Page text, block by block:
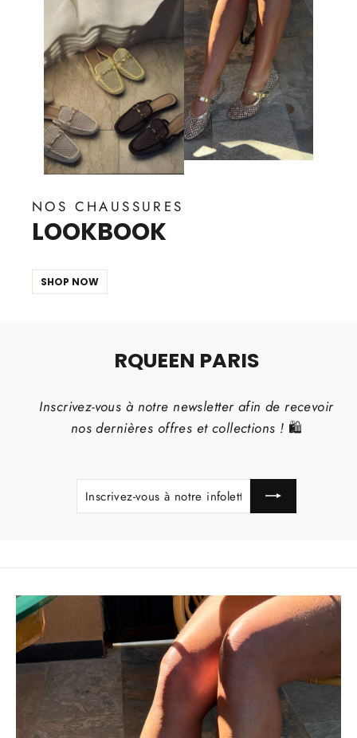
NOS CHAUSSURES
LOOKBOOK
SHOP NOW
RQUEEN PARIS
Inscrivez-vous à notre newsletter afin de recevoir
nos dernières offres et collections ! 🛍️
INSCRIVEZ-
VOUS
S'INSCRIRE